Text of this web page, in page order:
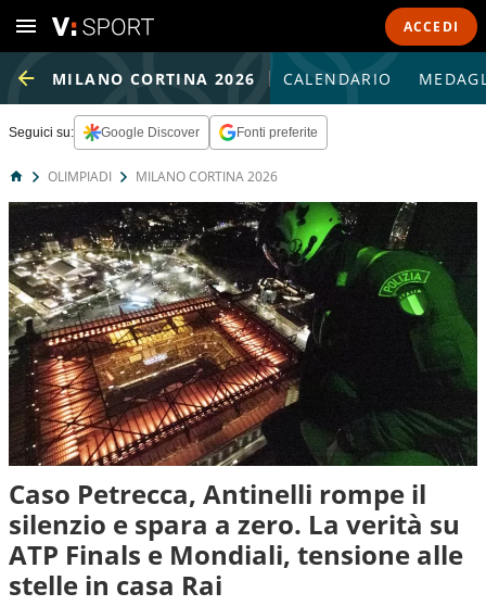
ACCEDI
MILANO CORTINA 2026 CALENDARIO
Seguici su: Google Discover Fonti preferite
OLIMPIADI MILANO CORTINA 2026
Caso Petrecca, Antinelli rompe il
silenzio e spara a zero. La verità su
ATP Finals e Mondiali, tensione alle
stelle in casa Rai